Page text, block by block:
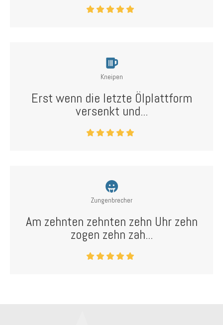
Kneipen
Erst wenn die letzte Ölplattform
versenkt und...
Zungenbrecher
Am zehnten zehnten zehn Uhr zehn
zogen zehn zah...